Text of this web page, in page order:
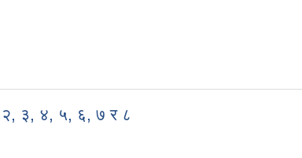
२, ३, ४, ५, ६, ७ र ८